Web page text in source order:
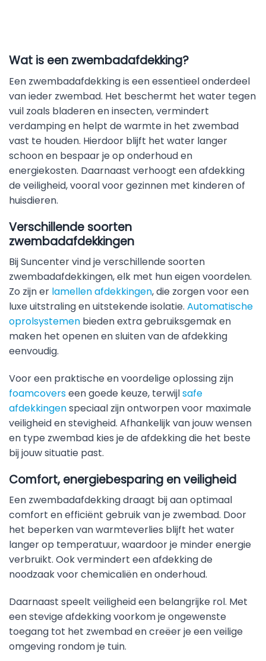
Wat is een zwembadafdekking?
Een zwembadafdekking is een essentieel onderdeel
van ieder zwembad. Het beschermt het water tegen
vuil zoals bladeren en insecten, vermindert
verdamping en helpt de warmte in het zwembad
vast te houden. Hierdoor blijft het water langer
schoon en bespaar je op onderhoud en
energiekosten. Daarnaast verhoogt een afdekking
de veiligheid, vooral voor gezinnen met kinderen of
huisdieren.
Verschillende soorten
zwembadafdekkingen
Bij Suncenter vind je verschillende soorten
zwembadafdekkingen, elk met hun eigen voordelen.
Zo zijn er lamellen afdekkingen, die zorgen voor een
luxe uitstraling en uitstekende isolatie. Automatische
oprolsystemen bieden extra gebruiksgemak en
maken het openen en sluiten van de afdekking
eenvoudig.
Voor een praktische en voordelige oplossing zijn
foamcoverseen goede keuze, terwijlsafe
afdekkingenspeciaal zijn ontworpen voor maximale
veiligheid en stevigheid. Afhankelijk van jouw wensen
en type zwembad kies je de afdekking die het beste
bij jouw situatie past.
Comfort, energiebesparing en veiligheid
Een zwembadafdekking draagt bij aan optimaal
comfort en efficiënt gebruik van je zwembad. Door
het beperken van warmteverlies blijft het water
langer op temperatuur, waardoor je minder energie
verbruikt. Ook vermindert een afdekking de
noodzaak voor chemicaliën en onderhoud.
Daarnaast speelt veiligheid een belangrijke rol. Met
een stevige afdekking voorkom je ongewenste
toegang tot het zwembad en creëer je een veilige
omgeving rondom je tuin.